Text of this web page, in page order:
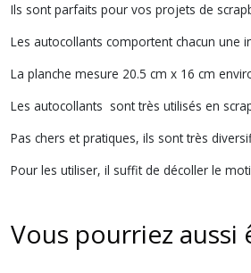
Ils sont parfaits pour vos projets de
Les autocollants comportent chacun une
La planche mesure 20.5 cm x 16 cm
Les autocollants sont très utilisés en
Pas chers et pratiques, ils sont très
Pour les utiliser, il suffit de décoller le
Vous pourriez